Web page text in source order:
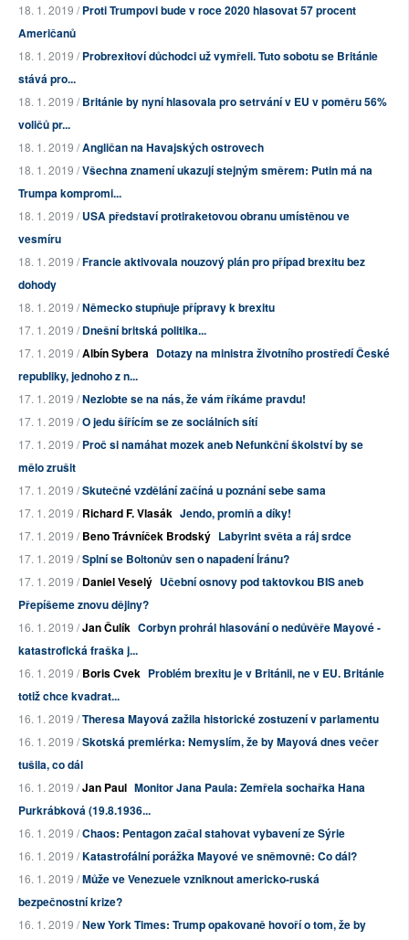
18. 1. 2019 /Proti Trumpovi bude v roce 2020 hlasovat 57 procent
Američanů
18. 1. 2019 /Probrexitoví důchodci už vymřeli. Tuto sobotu se Británie
stává pro...
18. 1. 2019 /Británie by nyní hlasovala pro setrvání v EU v poměru 56%
voličů pr...
18. 1. 2019 /Angličan na Havajských ostrovech
18. 1. 2019 /Všechna znamení ukazují stejným směrem: Putin má na
Trumpa kompromi...
18. 1. 2019 /USA představí protiraketovou obranu umístěnou ve
vesmíru
18. 1. 2019 /Francie aktivovala nouzový plán pro případ brexitu bez
dohody
18. 1. 2019 /Německo stupňuje přípravy k brexitu
17. 1. 2019 /Dnešní britská politika...
17. 1. 2019 /Albín Sybera Dotazy na ministra životního prostředí České
republiky, jednoho z n...
17. 1. 2019 /Nezlobte se na nás, že vám říkáme pravdu!
17. 1. 2019 /O jedu šířícím se ze sociálních sítí
17. 1. 2019 /Proč si namáhat mozek aneb Nefunkční školství by se
mělo zrušit
17. 1. 2019 /Skutečné vzdělání začíná u poznání sebe sama
17. 1. 2019 /Richard F. Vlasák Jendo, promiň a díky!
17. 1. 2019 /Beno Trávníček Brodský Labyrint světa a ráj srdce
17. 1. 2019 /Splní se Boltonův sen o napadení Íránu?
17. 1. 2019 /Daniel Veselý Učební osnovy pod taktovkou BIS aneb
Přepíšeme znovu dějiny?
16. 1. 2019 /Jan Čulík Corbyn prohrál hlasování o nedůvěře Mayové -
katastrofická fraška j...
16. 1. 2019 /Boris Cvek Problém brexitu je v Británii, ne v EU. Británie
totiž chce kvadrat...
16. 1. 2019 /Theresa Mayová zažila historické zostuzení v parlamentu
16. 1. 2019 /Skotská premiérka: Nemyslím, že by Mayová dnes večer
tušila, co dál
16. 1. 2019 /Jan Paul Monitor Jana Paula: Zemřela sochařka Hana
Purkrábková (19.8.1936...
16. 1. 2019 /Chaos: Pentagon začal stahovat vybavení ze Sýrie
16. 1. 2019 /Katastrofální porážka Mayové ve sněmovně: Co dál?
16. 1. 2019 /Může ve Venezuele vzniknout americko-ruská
bezpečnostní krize?
16. 1. 2019 /New York Times: Trump opakovaně hovoří o tom, že by